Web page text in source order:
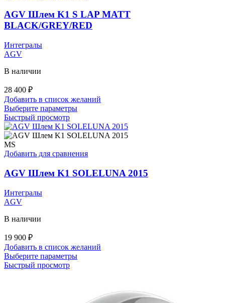
выбрать
на
странице
AGV Шлем K1 S LAP MATT
BLACK/GREY/RED
Интегралы
AGV
В наличии
28 400 ₽
Добавить в список желаний
Выберите параметрыЭтот
имеет
несколько
Опции
выбрать
на
Быстрый просмотр
MS
Добавить для сравнения
AGV Шлем K1 SOLELUNA 2015
Интегралы
AGV
В наличии
19 900 ₽
Добавить в список желаний
Выберите параметрыЭтот
вариаций.
Опции
Быстрый просмотр